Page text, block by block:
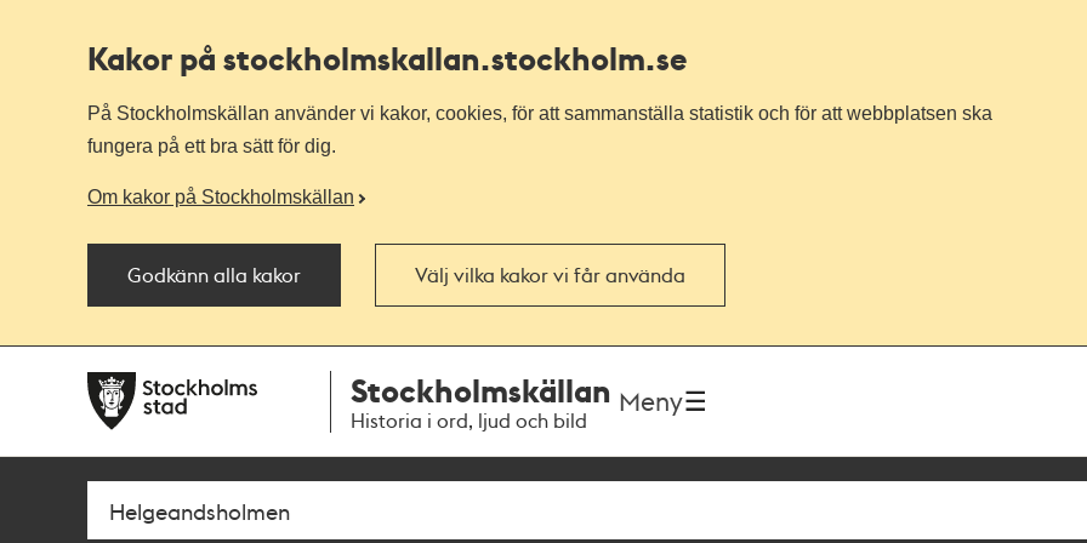
Kakor på stockholmskallan.stockholm.se
På Stockholmskällan använder vi kakor, cookies, för att sammanställa statistik och för att webbplatsen ska
fungera på ett bra sätt för dig.
Om kakor på Stockholmskällan
Godkänn alla kakor Välj vilka kakor vi får använda
navigationen
huvudinnehållet
Stockholmskällan
Historia i ord, ljud och bild
Meny
Sök